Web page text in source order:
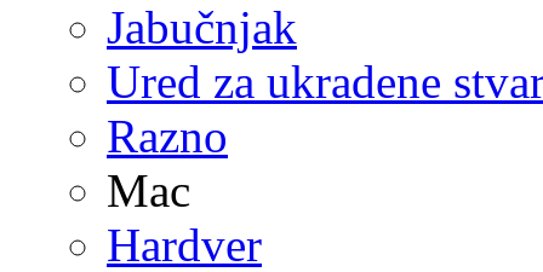
Jabučnjak
Ured za ukradene
Razno
Mac
Hardver